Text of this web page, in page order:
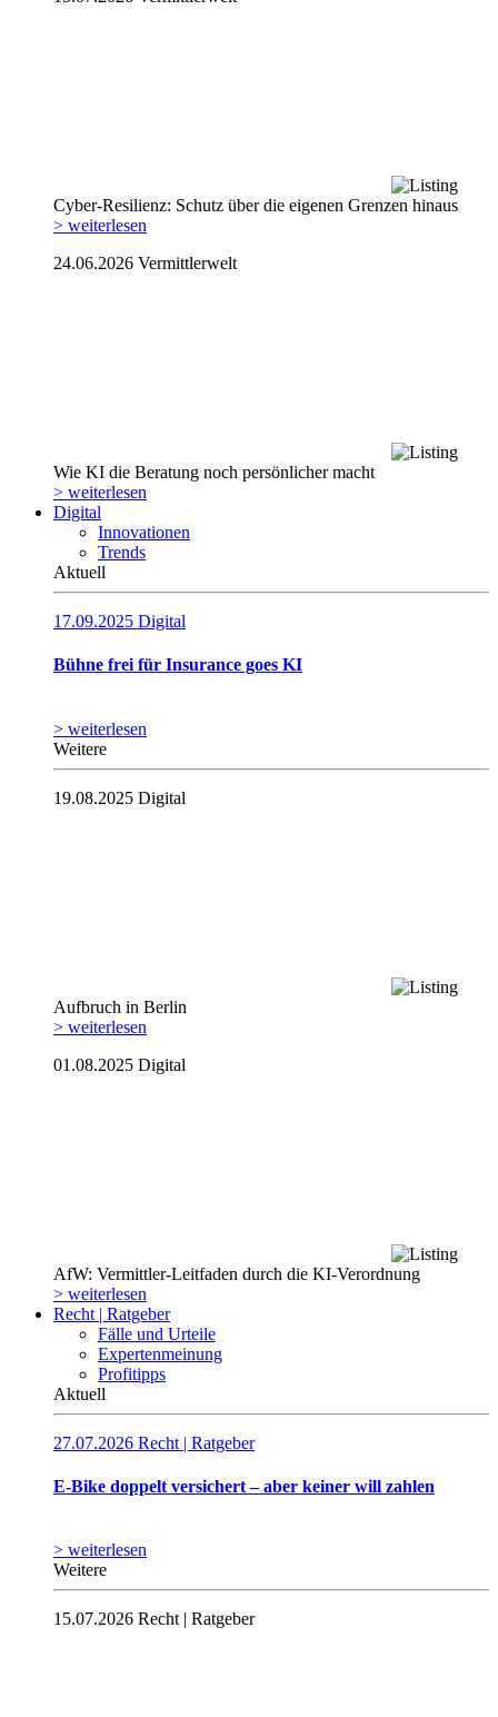
Cyber-Resilienz: Schutz über die eigenen Grenzen hinaus
> weiterlesen
24.06.2026 Vermittlerwelt
Wie KI die Beratung noch persönlicher macht
> weiterlesen
Digital
Innovationen
Trends
Aktuell
17.09.2025 Digital
Bühne frei für Insurance goes KI
> weiterlesen
Weitere
19.08.2025 Digital
Aufbruch in Berlin
> weiterlesen
01.08.2025 Digital
AfW: Vermittler-Leitfaden durch die KI-Verordnung
> weiterlesen
Recht | Ratgeber
Fälle und Urteile
Expertenmeinung
Profitipps
Aktuell
27.07.2026 Recht | Ratgeber
E-Bike doppelt versichert – aber keiner will zahlen
> weiterlesen
Weitere
15.07.2026 Recht | Ratgeber